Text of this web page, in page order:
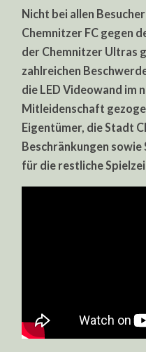
Nicht bei allen
Chemnitzer FC gegen
der Chemnitzer Ultras
zahlreichen
die LED Videowand im
Mitleidenschaft
Eigentümer, die Stadt
Beschränkungen
für die restliche